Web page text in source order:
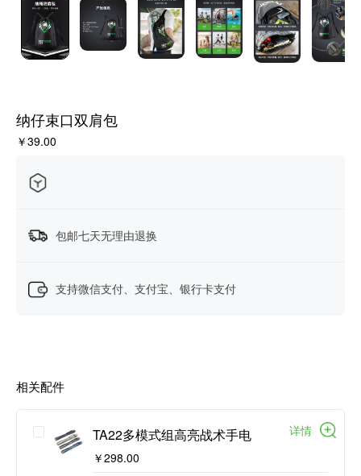
纳仔束口双肩包
￥39.00
包邮七天无理由退换
支持微信支付、支付宝、银行卡支付
相关配件
TA22多模式组高亮战术手电
￥298.00
详情